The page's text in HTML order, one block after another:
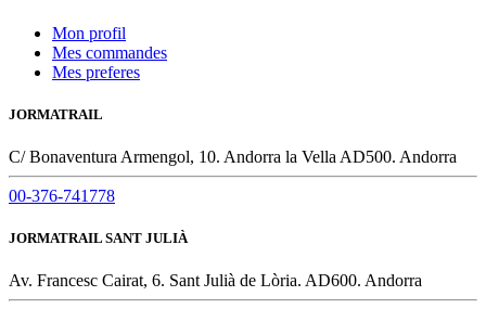
1
XL 5
Voir les Produits10
Mon profil
Mes commandes
Mes preferes
JORMATRAIL
C/ Bonaventura Armengol, 10. Andorra la Vella AD500. Andorra
00-376-741778
JORMATRAIL SANT JULIÀ
Av. Francesc Cairat, 6. Sant Julià de Lòria. AD600. Andorra